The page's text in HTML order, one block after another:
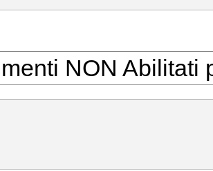
NON Abilitati